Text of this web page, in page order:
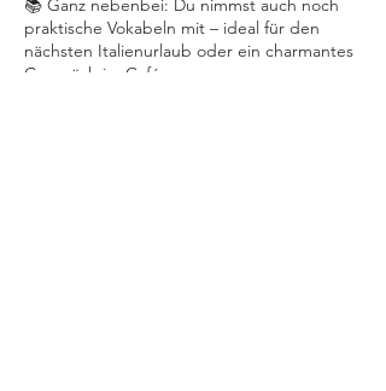
📚 Ganz nebenbei: Du nimmst auch noch
praktische Vokabeln mit – ideal für den
nächsten Italienurlaub oder ein charmantes
Gespräch im Café.